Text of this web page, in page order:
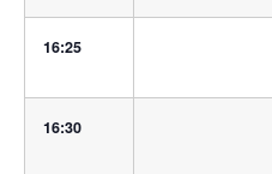
16:25
16:30